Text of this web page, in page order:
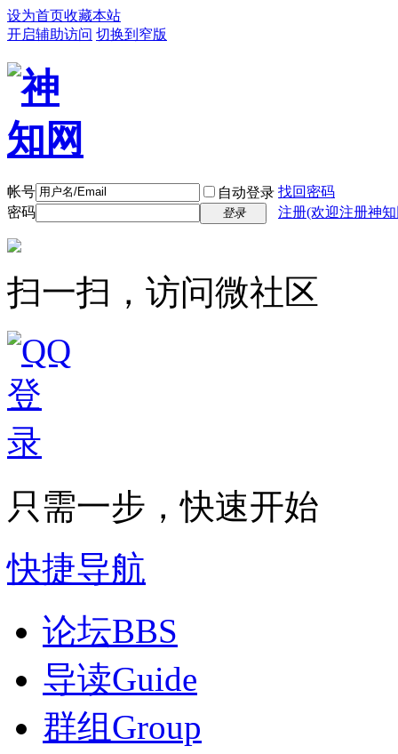
设为首页收藏本站
开启辅助访问 切换到窄版
帐号 自动登录 找回密码
密码
登录 注册(欢迎注册神
扫一扫，访问微社区
只需一步，快速开始
快捷导航
论坛BBS
导读Guide
群组 Group